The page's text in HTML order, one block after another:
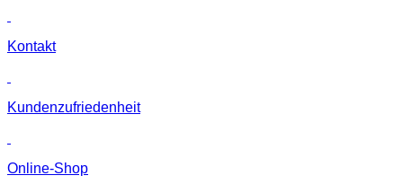
Kontakt
Kunden­zufriedenheit
Online-Shop